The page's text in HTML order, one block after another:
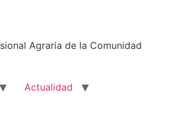
Agraria de la Comunidad
Actualidad